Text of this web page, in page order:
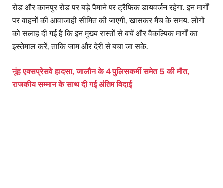
रोड और कानपुर रोड पर बड़े पैमाने पर ट्रैफिक डायवर्जन रहेगा. इन मार्गों
पर वाहनों की आवाजाही सीमित की जाएगी, खासकर मैच के समय. लोगों
को सलाह दी गई है कि इन मुख्य रास्तों से बचें और वैकल्पिक मार्गों का
इस्तेमाल करें, ताकि जाम और देरी से बचा जा सके.
नूंह एक्सप्रेसवे हादसा, जालौन के 4 पुलिसकर्मी समेत 5 की मौत,
राजकीय सम्मान के साथ दी गई अंतिम विदाई